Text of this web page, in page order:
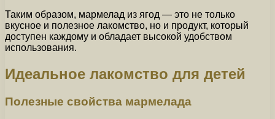
Таким образом, мармелад из ягод — это не только
вкусное и полезное лакомство, но и продукт, который
доступен каждому и обладает высокой удобством
использования.
Идеальное лакомство для детей
Полезные свойства мармелада